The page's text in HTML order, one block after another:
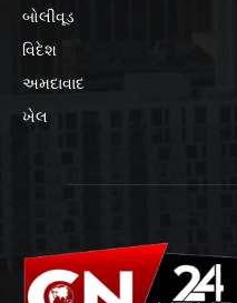
બોલીવૂડ
વિદેશ
અમદાવાદ
ખેલ